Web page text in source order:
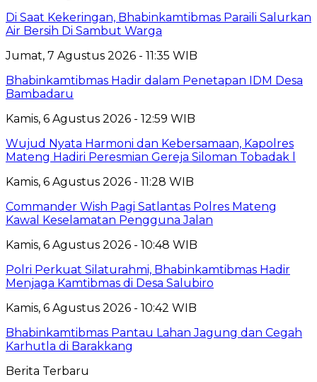
Di Saat Kekeringan, Bhabinkamtibmas Paraili Salurkan
Air Bersih Di Sambut Warga
Jumat, 7 Agustus 2026 - 11:35 WIB
Bhabinkamtibmas Hadir dalam Penetapan IDM Desa
Bambadaru
Kamis, 6 Agustus 2026 - 12:59 WIB
Wujud Nyata Harmoni dan Kebersamaan, Kapolres
Mateng Hadiri Peresmian Gereja Siloman Tobadak l
Kamis, 6 Agustus 2026 - 11:28 WIB
Commander Wish Pagi Satlantas Polres Mateng
Kawal Keselamatan Pengguna Jalan
Kamis, 6 Agustus 2026 - 10:48 WIB
Polri Perkuat Silaturahmi, Bhabinkamtibmas Hadir
Menjaga Kamtibmas di Desa Salubiro
Kamis, 6 Agustus 2026 - 10:42 WIB
Bhabinkamtibmas Pantau Lahan Jagung dan Cegah
Karhutla di Barakkang
Berita Terbaru